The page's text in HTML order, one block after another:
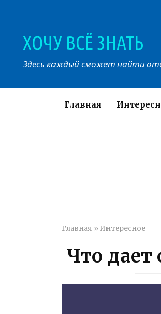
ХОЧУ ВСЁ ЗНАТЬ
Здесь каждый сможет найти
Главная
Главная » Интересное
Что дает